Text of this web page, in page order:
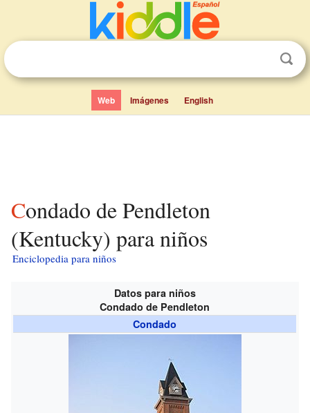
Web Imágenes English
Condado de Pendleton
(Kentucky) para niños
Enciclopedia para niños
Datos para niños
Condado de Pendleton
Condado